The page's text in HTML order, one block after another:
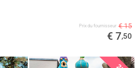
Prix ​​du fournisseur € 15
€ 7,50